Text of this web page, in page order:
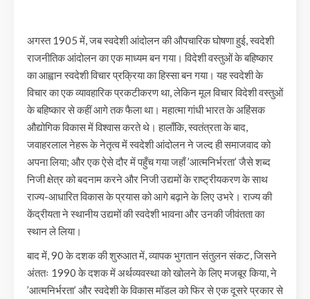
अगस्त 1905 में, जब स्वदेशी आंदोलन की औपचारिक घोषणा हुई, स्वदेशी
राजनीतिक आंदोलन का एक माध्यम बन गया। विदेशी वस्तुओं के बहिष्कार
का आह्वान स्वदेशी विचार प्रक्रिया का हिस्सा बन गया। यह स्वदेशी के
विचार का एक व्यावहारिक प्रकटीकरण था, लेकिन मूल विचार विदेशी वस्तुओं
के बहिष्कार से कहीं आगे तक फैला था। महात्मा गांधी भारत के अहिंसक
औद्योगिक विकास में विश्वास करते थे। हालाँकि, स्वतंत्रता के बाद,
जवाहरलाल नेहरू के नेतृत्व में स्वदेशी आंदोलन ने जल्द ही समाजवाद को
अपना लिया; और एक ऐसे दौर में पहुँच गया जहाँ ’आत्मनिर्भरता’ जैसे शब्द
निजी क्षेत्र को बदनाम करने और निजी उद्यमों के राष्ट्रीयकरण के साथ
राज्य-आधारित विकास के प्रयास को आगे बढ़ाने के लिए उभरे। राज्य की
केंद्रीयता ने स्थानीय उद्यमों की स्वदेशी भावना और उनकी जीवंतता का
स्थान ले लिया।
बाद में, 90 के दशक की शुरुआत में, व्यापक भुगतान संतुलन संकट, जिसने
अंततः 1990 के दशक में अर्थव्यवस्था को खोलने के लिए मजबूर किया, ने
’आत्मनिर्भरता’ और स्वदेशी के विकास मॉडल को फिर से एक दूसरे प्रकार से